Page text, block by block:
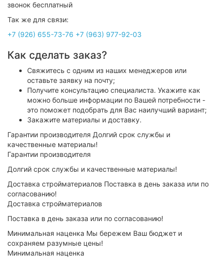
звонок бесплатный
Так же для связи:
+7 (926) 655-73-76 +7 (963) 977-92-03
Как сделать заказ?
Свяжитесь с одним из наших менеджеров или
оставьте заявку на почту;
Получите консультацию специалиста. Укажите как
можно больше информации по Вашей потребности -
это поможет подобрать для Вас наилучший вариант;
Закажите материалы и доставку.
Гарантии производителя
Долгий срок службы и качественные материалы!
Доставка стройматериалов
Поставка в день заказа или по согласованию!
Минимальная наценка